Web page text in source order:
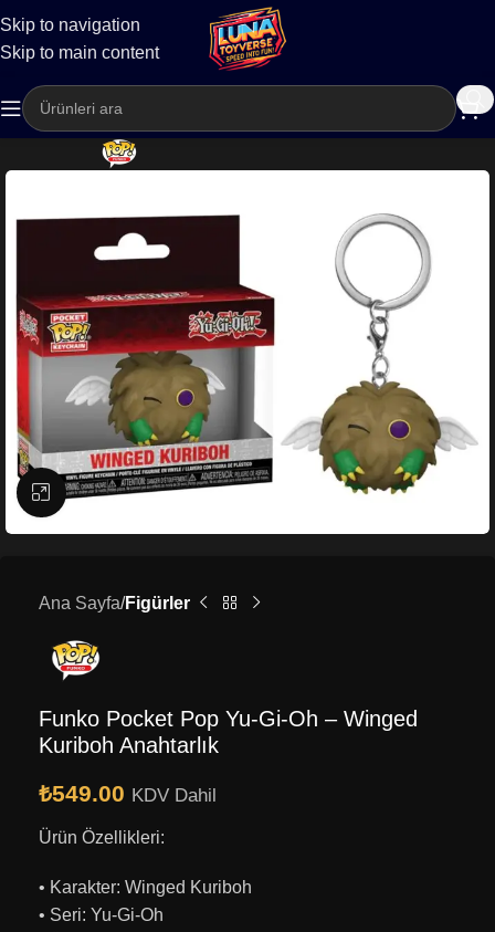
Skip to navigation
Skip to main content
Kargo
Büyütmek için tıklayın
Ana Sayfa Figürler
Funko Pocket Pop Yu-Gi-Oh – Winged
Kuriboh Anahtarlık
₺549.00 KDV Dahil
Ürün Özellikleri:
• Karakter: Winged Kuriboh
• Seri: Yu-Gi-Oh